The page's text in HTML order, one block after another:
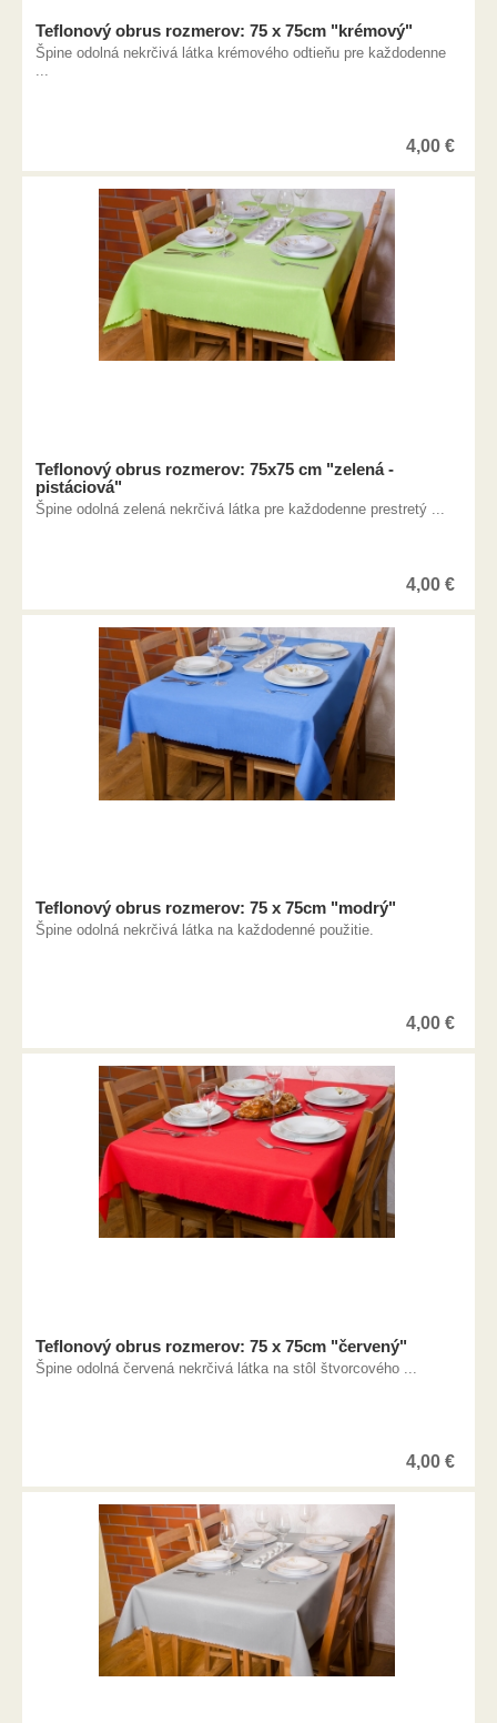
Teflonový obrus rozmerov: 75 x 75cm "krémový"
Špine odolná nekrčivá látka krémového odtieňu pre každodenne
...
4,00 €
Teflonový obrus rozmerov: 75x75 cm "zelená -
pistáciová"
Špine odolná zelená nekrčivá látka pre každodenne prestretý ...
4,00 €
Teflonový obrus rozmerov: 75 x 75cm "modrý"
Špine odolná nekrčivá látka na každodenné použitie.
4,00 €
Teflonový obrus rozmerov: 75 x 75cm "červený"
Špine odolná červená nekrčivá látka na stôl štvorcového ...
4,00 €